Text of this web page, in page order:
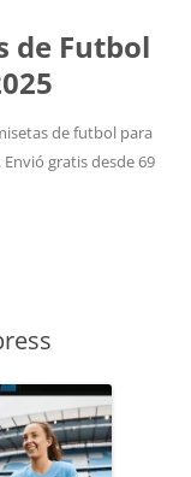
de Futbol
de futbol para
gratis desde 69